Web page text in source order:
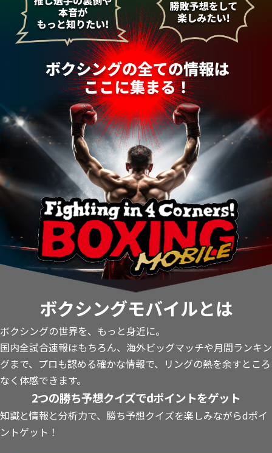
ボクシングモバイルとは
ボクシングの世界を、もっと身近に。
国内全試合速報はもちろん、海外ビッグマッチや月間ランキン
グまで、プロも認める確かな情報で、リングの熱を余すところ
なく体感できます。
2つの勝ち予想クイズでdポイントをゲット
知識と情報と分析力で、勝ち予想クイズを楽しみながらdポイ
ントゲット！